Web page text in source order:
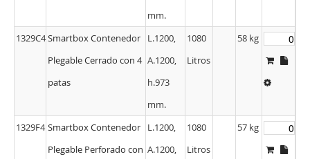
mm.
1329C4Smartbox Contenedor
Plegable Cerrado con 4
patas
L.1200,
A.1200,
h.973
mm.
1080
Litros
58 kg
1329F4 Smartbox Contenedor
Plegable Perforado con
L.1200,
A.1200,
1080
Litros
57 kg